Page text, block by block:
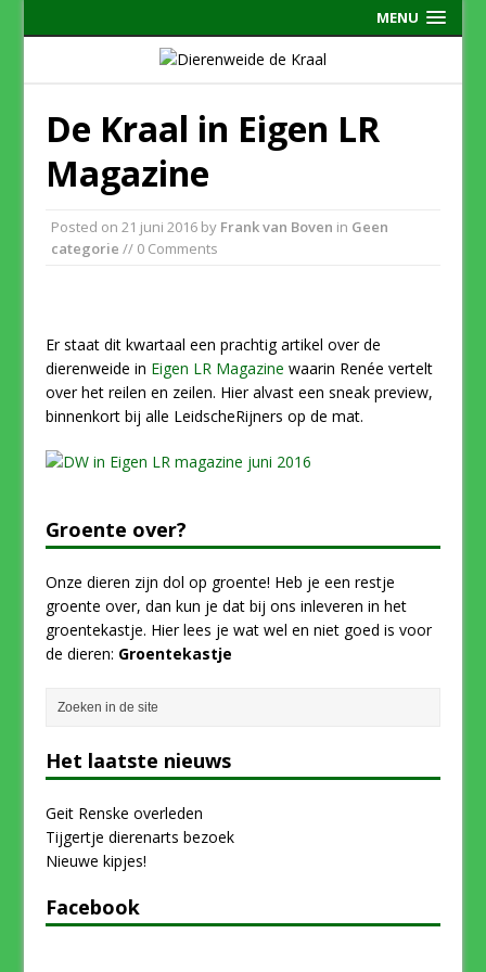
MENU
De Kraal in Eigen LR
Magazine
Posted on21 juni 2016 by Frank van Boven in Geen
categorie // 0 Comments
Er staat dit kwartaal een prachtig artikel over de
dierenweide in Eigen LR Magazine waarin Renée vertelt
over het reilen en zeilen. Hier alvast een sneak preview,
binnenkort bij alle LeidscheRijners op de mat.
Groente over?
Onze dieren zijn dol op groente! Heb je een restje
groente over, dan kun je dat bij ons inleveren in het
groentekastje. Hier lees je wat wel en niet goed is voor
de dieren: Groentekastje
Het laatste nieuws
Geit Renske overleden
Tijgertje dierenarts bezoek
Nieuwe kipjes!
Facebook